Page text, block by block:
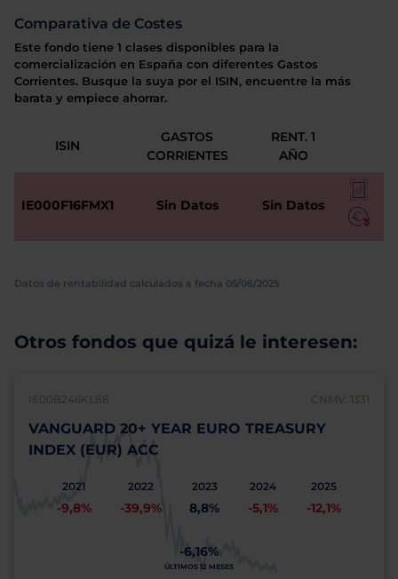
Comparativa de Costes
Este fondo tiene 1 clases disponibles para la
comercialización en España con diferentes Gastos
Corrientes. Busque la suya por el ISIN, encuentre la más
barata y empiece ahorrar.
ISIN
GASTOS
CORRIENTES
RENT. 1
AÑO
IE000F16FMX1 Sin Datos Sin Datos
Datos de rentabilidad calculados a fecha 05/06/2025
Otros fondos que quizá le interesen:
IE00B246KL88 CNMV: 1331
VANGUARD 20+ YEAR EURO TREASURY
INDEX (EUR) ACC
2021
-9,8%
2022
-39,9%
2023
8,8%
2024
-5,1%
2025
-12,1%
-6,16%
ÚLTIMOS 12 MESES